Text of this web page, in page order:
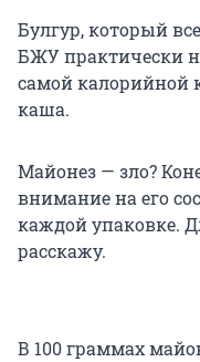
Булгур, который
БЖУ практически
самой калорийной
каша.
Майонез — зло?
внимание на его
каждой упаковке.
расскажу.
В 100 граммах